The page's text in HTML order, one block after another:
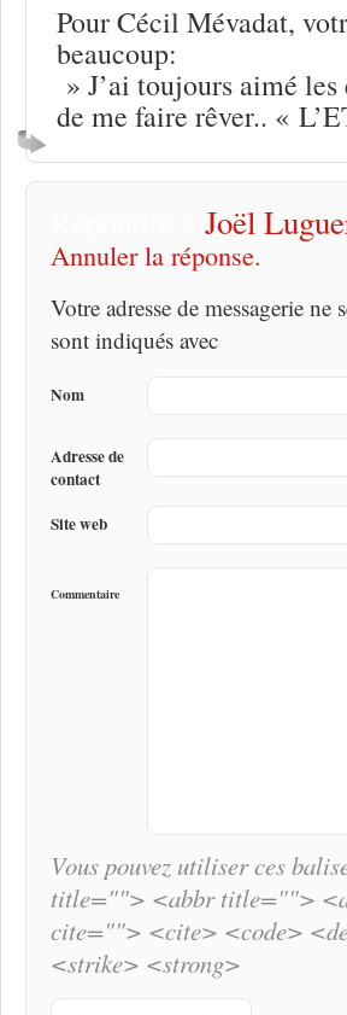
Pour Cécil Mévadat,
beaucoup:
» J’ai toujours aimé
de me faire rêver.. «
Joël
Annuler la réponse.
Votre adresse de messagerie
sont indiqués avec
Nom
Adresse de
contact
Site web
Commentaire
Vous pouvez utiliser ces
title=""> <abbr title="">
cite=""> <cite> <code>
<strike> <strong>